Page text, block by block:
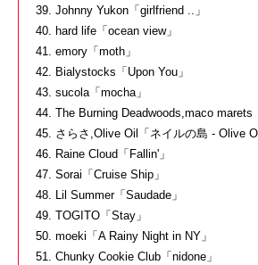
39. Johnny Yukon「girlfriend ..」
40. hard life「ocean view」
41. emory「moth」
42. Bialystocks「Upon You」
43. sucola「mocha」
44. The Burning Deadwoods,maco marets
45. さらさ,Olive Oil「ネイルの島 - Olive
46. Raine Cloud「Fallin'」
47. Sorai「Cruise Ship」
48. Lil Summer「Saudade」
49. TOGITO「Stay」
50. moeki「A Rainy Night in NY」
51. Chunky Cookie Club「nidone」